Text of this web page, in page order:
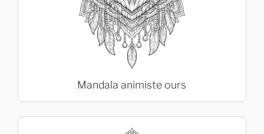
Mandala animiste ours